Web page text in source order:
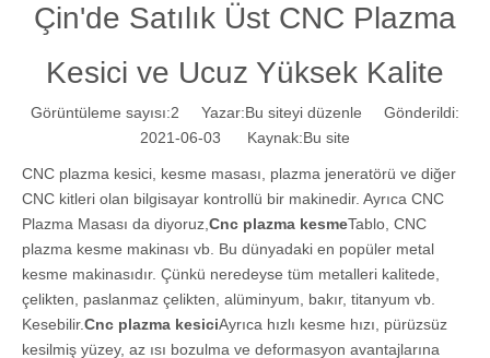
Çin'de Satılık Üst CNC Plazma
Kesici ve Ucuz Yüksek Kalite
Görüntüleme sayısı:2 Yazar:Bu siteyi düzenle Gönderildi:
2021-06-03 Kaynak:Bu site
CNC plazma kesici, kesme masası, plazma jeneratörü ve diğer
CNC kitleri olan bilgisayar kontrollü bir makinedir. Ayrıca CNC
Plazma Masası da diyoruz, Cnc plazma kesmeTablo, CNC
plazma kesme makinası vb. Bu dünyadaki en popüler metal
kesme makinasıdır. Çünkü neredeyse tüm metalleri kalitede,
çelikten, paslanmaz çelikten, alüminyum, bakır, titanyum vb.
Kesebilir.Cnc plazma kesiciAyrıca hızlı kesme hızı, pürüzsüz
kesilmiş yüzey, az ısı bozulma ve deformasyon avantajlarına